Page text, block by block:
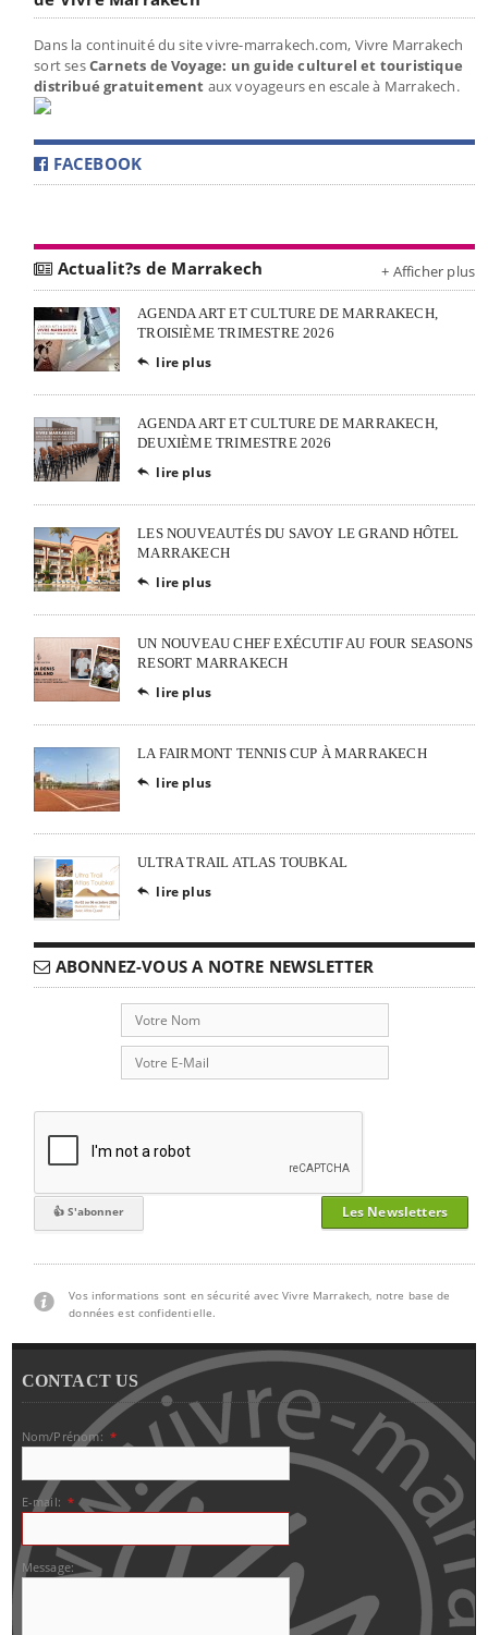
Dans la continuité du site vivre-marrakech.com, Vivre Marrakech
sort sesCarnets de Voyage: un guide culturel et touristique
distribué gratuitement aux voyageurs en escale à Marrakech.
FACEBOOK
Actualit?s de Marrakech + Afficher plus
AGENDA ART ET CULTURE DE MARRAKECH,
TROISIÈME TRIMESTRE 2026
 lire plus
AGENDA ART ET CULTURE DE MARRAKECH,
DEUXIÈME TRIMESTRE 2026
 lire plus
LES NOUVEAUTÉS DU SAVOY LE GRAND HÔTEL
MARRAKECH
 lire plus
UN NOUVEAU CHEF EXÉCUTIF AU FOUR SEASONS
RESORT MARRAKECH
 lire plus
LA FAIRMONT TENNIS CUP À MARRAKECH
 lire plus
ULTRA TRAIL ATLAS TOUBKAL
 lire plus
ABONNEZ-VOUS A NOTRE NEWSLETTER
Les Newsletters
Vos informations sont en sécurité avec Vivre Marrakech, notre base de
données est confidentielle.
CONTACT US
Nom/Prénom: *
E-mail: *
Message: